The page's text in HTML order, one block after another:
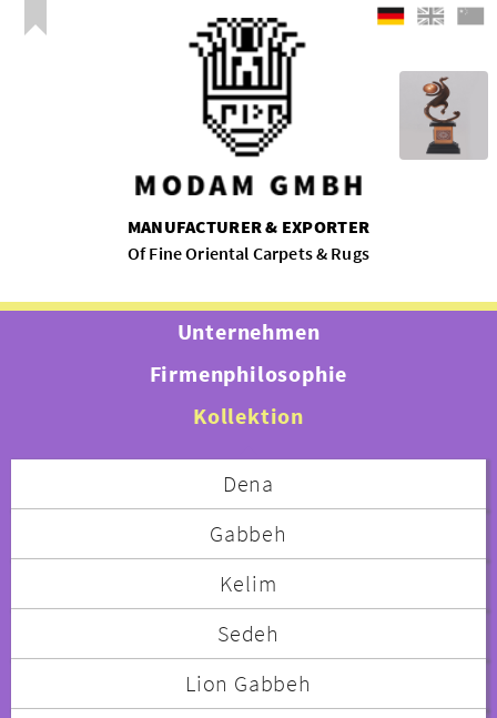
MANUFACTURER & EXPORTER
Of Fine Oriental Carpets & Rugs
Unternehmen
Firmenphilosophie
Kollektion
Dena
Gabbeh
Kelim
Sedeh
Lion Gabbeh